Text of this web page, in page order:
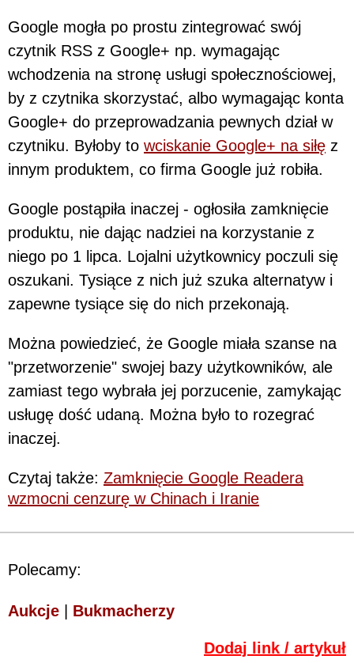
Google mogła po prostu zintegrować swój
czytnik RSS z Google+ np. wymagając
wchodzenia na stronę usługi społecznościowej,
by z czytnika skorzystać, albo wymagając konta
Google+ do przeprowadzania pewnych dział w
czytniku. Byłoby to wciskanie Google+ na siłę z
innym produktem, co firma Google już robiła.
Google postąpiła inaczej - ogłosiła zamknięcie
produktu, nie dając nadziei na korzystanie z
niego po 1 lipca. Lojalni użytkownicy poczuli się
oszukani. Tysiące z nich już szuka alternatyw i
zapewne tysiące się do nich przekonają.
Można powiedzieć, że Google miała szanse na
"przetworzenie" swojej bazy użytkowników, ale
zamiast tego wybrała jej porzucenie, zamykając
usługę dość udaną. Można było to rozegrać
inaczej.
Czytaj także: Zamknięcie Google Readera
wzmocni cenzurę w Chinach i Iranie
Polecamy:
Aukcje Bukmacherzy
Dodaj link / artykuł